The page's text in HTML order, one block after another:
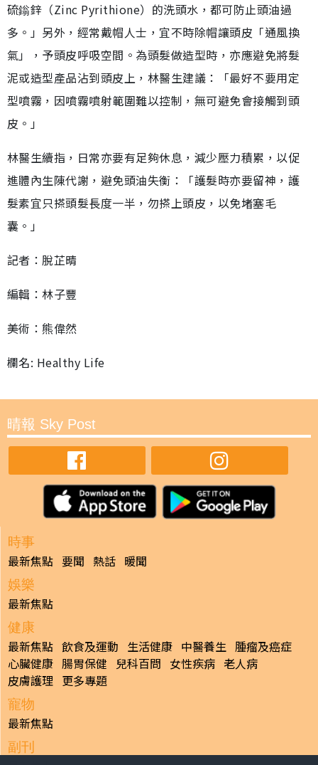
硫鎓鋅（Zinc Pyrithione）的洗頭水，都可防止頭油過
多。」另外，經常戴帽人士，宜不時除帽讓頭皮「通風換
氣」，予頭皮呼吸空間。為頭髮做造型時，亦應避免將髮
泥或造型產品沾到頭皮上，林醫生建議：「最好不要用定
型噴霧，因噴霧噴射範圍難以控制，無可避免會接觸到頭
皮。」
林醫生續指，日常亦要有足夠休息，減少壓力積累，以促
進體內生陳代謝，避免頭油失衡：「護髮時亦要留神，護
髮素宜只搽頭髮長度一半，勿搽上頭皮，以免堵塞毛
囊。」
記者：脫芷晴
編輯：林子豐
美術：熊偉然
欄名: Healthy Life
晴報 Sky Post
時事
最新焦點 要聞 熱話 暖聞
娛樂
最新焦點
健康
最新焦點 飲食及運動 生活健康 中醫養生 腫瘤及癌症
心臟健康 腸胃保健 兒科百問 女性疾病 老人病
皮膚護理 更多專題
寵物
最新焦點
副刊